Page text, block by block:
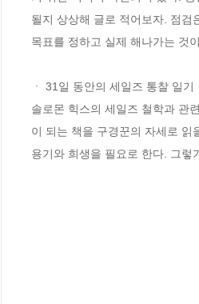
될지 상상해 글로 적어보자. 점검
목표를 정하고 실제 해나가는 것
ㆍ 31일 동안의 세일즈 통찰 일기
솔로몬 힉스의 세일즈 철학과 관
이 되는 책을 구경꾼의 자세로
용기와 희생을 필요로 한다. 그렇